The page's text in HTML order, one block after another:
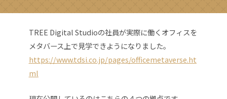
TREE Digital Studioの社員が実際に働くオフィスを
メタバース上で見学できようになりました。
https://www.tdsi.co.jp/pages/officemetaverse.ht
ml